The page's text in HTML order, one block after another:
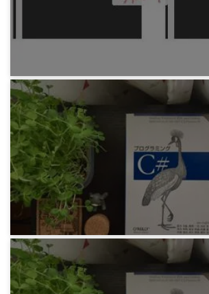
プログラミング
Visual Studio 2019 のエディタ
プログラミング